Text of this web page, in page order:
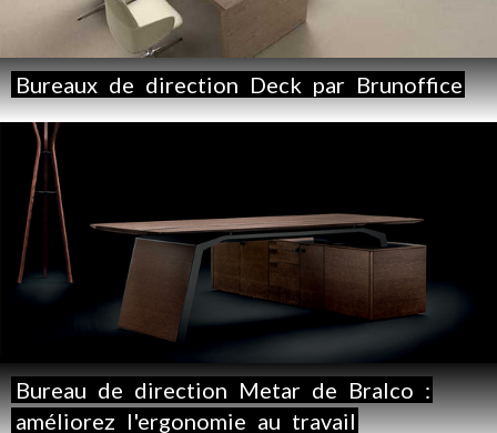
Bureaux de direction Deck par Brunoffice
Bureau de direction Metar de Bralco :
améliorez l'ergonomie au travail